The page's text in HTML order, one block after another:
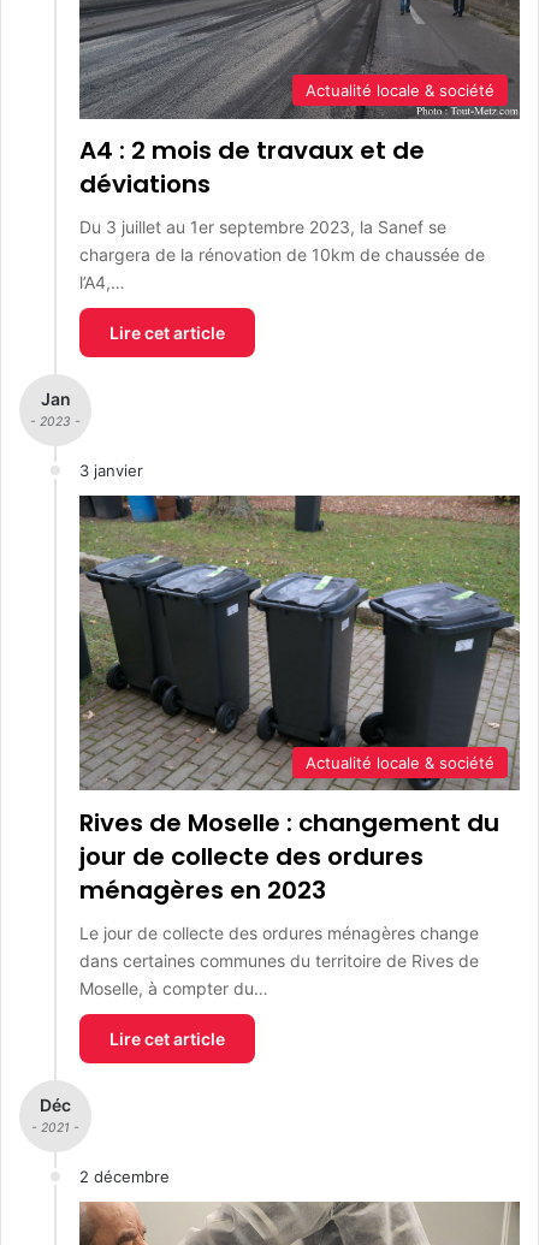
Actualité locale & société
A4 : 2 mois de travaux et de
déviations
Du 3 juillet au 1er septembre 2023, la Sanef se
chargera de la rénovation de 10km de chaussée de
l’A4,…
Lire cet article
Jan
- 2023 -
3 janvier
Actualité locale & société
Rives de Moselle : changement du
jour de collecte des ordures
ménagères en 2023
Le jour de collecte des ordures ménagères change
dans certaines communes du territoire de Rives de
Moselle, à compter du…
Lire cet article
Déc
- 2021 -
2 décembre